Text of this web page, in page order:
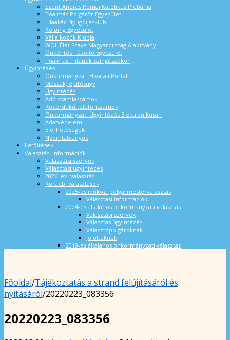
Szent András Római Katolikus Plébánia
Tóalmás Polgárőr Egyesület
Lilaakác Nyugdíjasklub
Kolping Egyesület
Vállalkozók Klubja
WOL Élet Szava Magyarország Alapítvány
Önkéntes Tűzoltó Egyesület
Tóalmási Titánok Színjátszókör
Ügyintézés
Önkormányzati Hivatali Portál
Műszak, építésügy
Ügyintézés
Adó számlaszámok
Közérdekű telefonszámok
Önkormányzati Ügyintézés Elektronikusan
Adatvédelem
Elérhetőségek
Nyomtatványok
Letöltések
Választási információk
Választási szervek
Választási ügyintézés
2026. évi választás
Korábbi választások
2025-ös időközi polgármesterválasztás
Választási információk
2024-es általános önkormányzati választás
Választási szervek
Választás ügyintézés
Választópolgároknak
Jelölteknek
2019-es általános önkormányzati választás
Főoldal/Tájékoztatás a strand felújításáról és
nyitásáról/20220223_083356
20220223_083356